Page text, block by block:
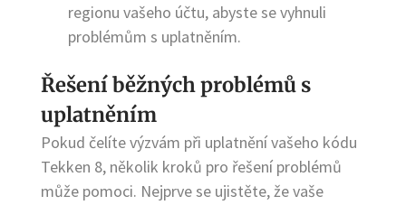
regionu vašeho účtu, abyste se vyhnuli
problémům s uplatněním.
Řešení běžných problémů s
uplatněním
Pokud čelíte výzvám při uplatnění vašeho kódu
Tekken 8, několik kroků pro řešení problémů
může pomoci. Nejprve se ujistěte, že vaše